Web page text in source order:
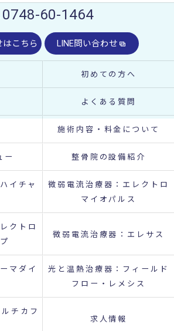
0748-60-1464
はこちら LINE問い合わせ
初めての方へ
よくある質問
施術内容・料金について
ー 整骨院の設備紹介
イチャ
微弱電流治療器：エレクトロ
マイオパルス
クトロ
微弱電流治療器：エレサス
マダイ
光と温熱治療器：フィールド
フロー・レメシス
チカフ
求人情報